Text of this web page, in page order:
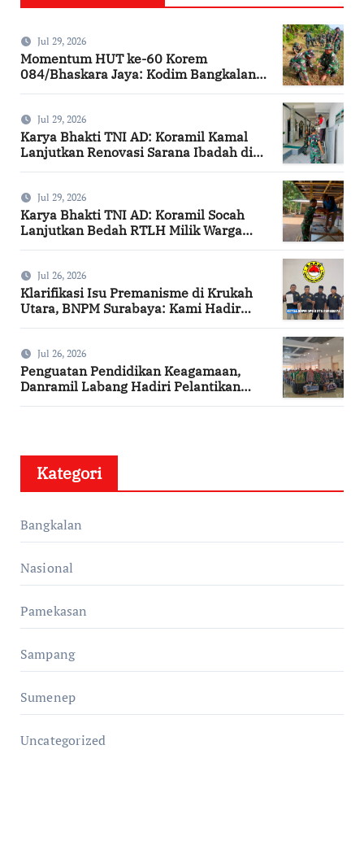
Jul 29, 2026
Momentum HUT ke-60 Korem
084/Bhaskara Jaya: Kodim Bangkalan
Jul 29, 2026
Karya Bhakti TNI AD: Koramil Kamal
Lanjutkan Renovasi Sarana Ibadah di
Jul 29, 2026
Karya Bhakti TNI AD: Koramil Socah
Lanjutkan Bedah RTLH Milik Warga
Jul 26, 2026
Klarifikasi Isu Premanisme di Krukah
Utara, BNPM Surabaya: Kami Hadir
Jul 26, 2026
Penguatan Pendidikan Keagamaan,
Danramil Labang Hadiri Pelantikan
Kategori
Bangkalan
Nasional
Pamekasan
Sampang
Sumenep
Uncategorized